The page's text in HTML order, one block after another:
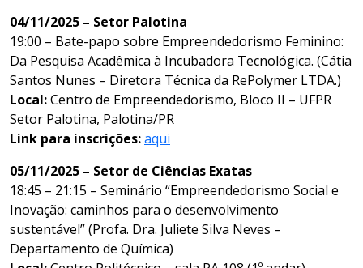
04/11/2025 – Setor Palotina
19:00 – Bate-papo sobre Empreendedorismo Feminino:
Da Pesquisa Acadêmica à Incubadora Tecnológica. (Cátia
Santos Nunes – Diretora Técnica da RePolymer LTDA.)
Local:Centro de Empreendedorismo, Bloco II – UFPR
Setor Palotina, Palotina/PR
Link para inscrições:aqui
05/11/2025 – Setor de Ciências Exatas
18:45 – 21:15 – Seminário “Empreendedorismo Social e
Inovação: caminhos para o desenvolvimento
sustentável” (Profa. Dra. Juliete Silva Neves –
Departamento de Química)